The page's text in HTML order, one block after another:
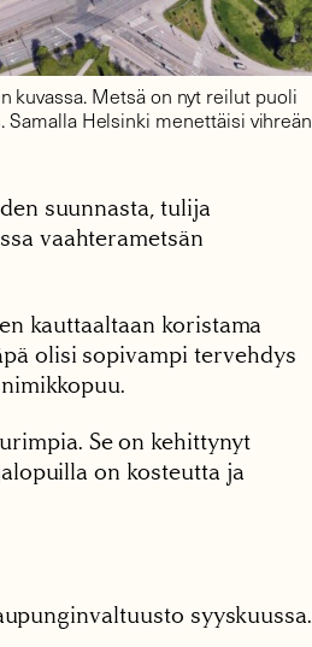
kuvassa. Metsä on nyt reilut puoli
Helsinki menettäisi vihreän
suunnasta, tulija
vaahterametsän
kauttaaltaan koristama
olisi sopivampi tervehdys
Se on kehittynyt
on kosteutta ja
syyskuussa.